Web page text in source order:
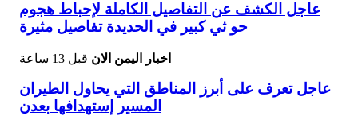
عاجل الكشف عن التفاصيل الكاملة لإحباط هجوم
حو ثي كبير في الحديدة تفاصيل مثيرة
اخبار اليمن الان قبل 13 ساعة
عاجل تعرف على أبرز المناطق التي يحاول الطيران
المسير إستهدافها بعدن